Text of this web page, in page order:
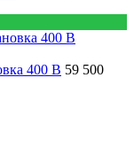
400 В 59 500